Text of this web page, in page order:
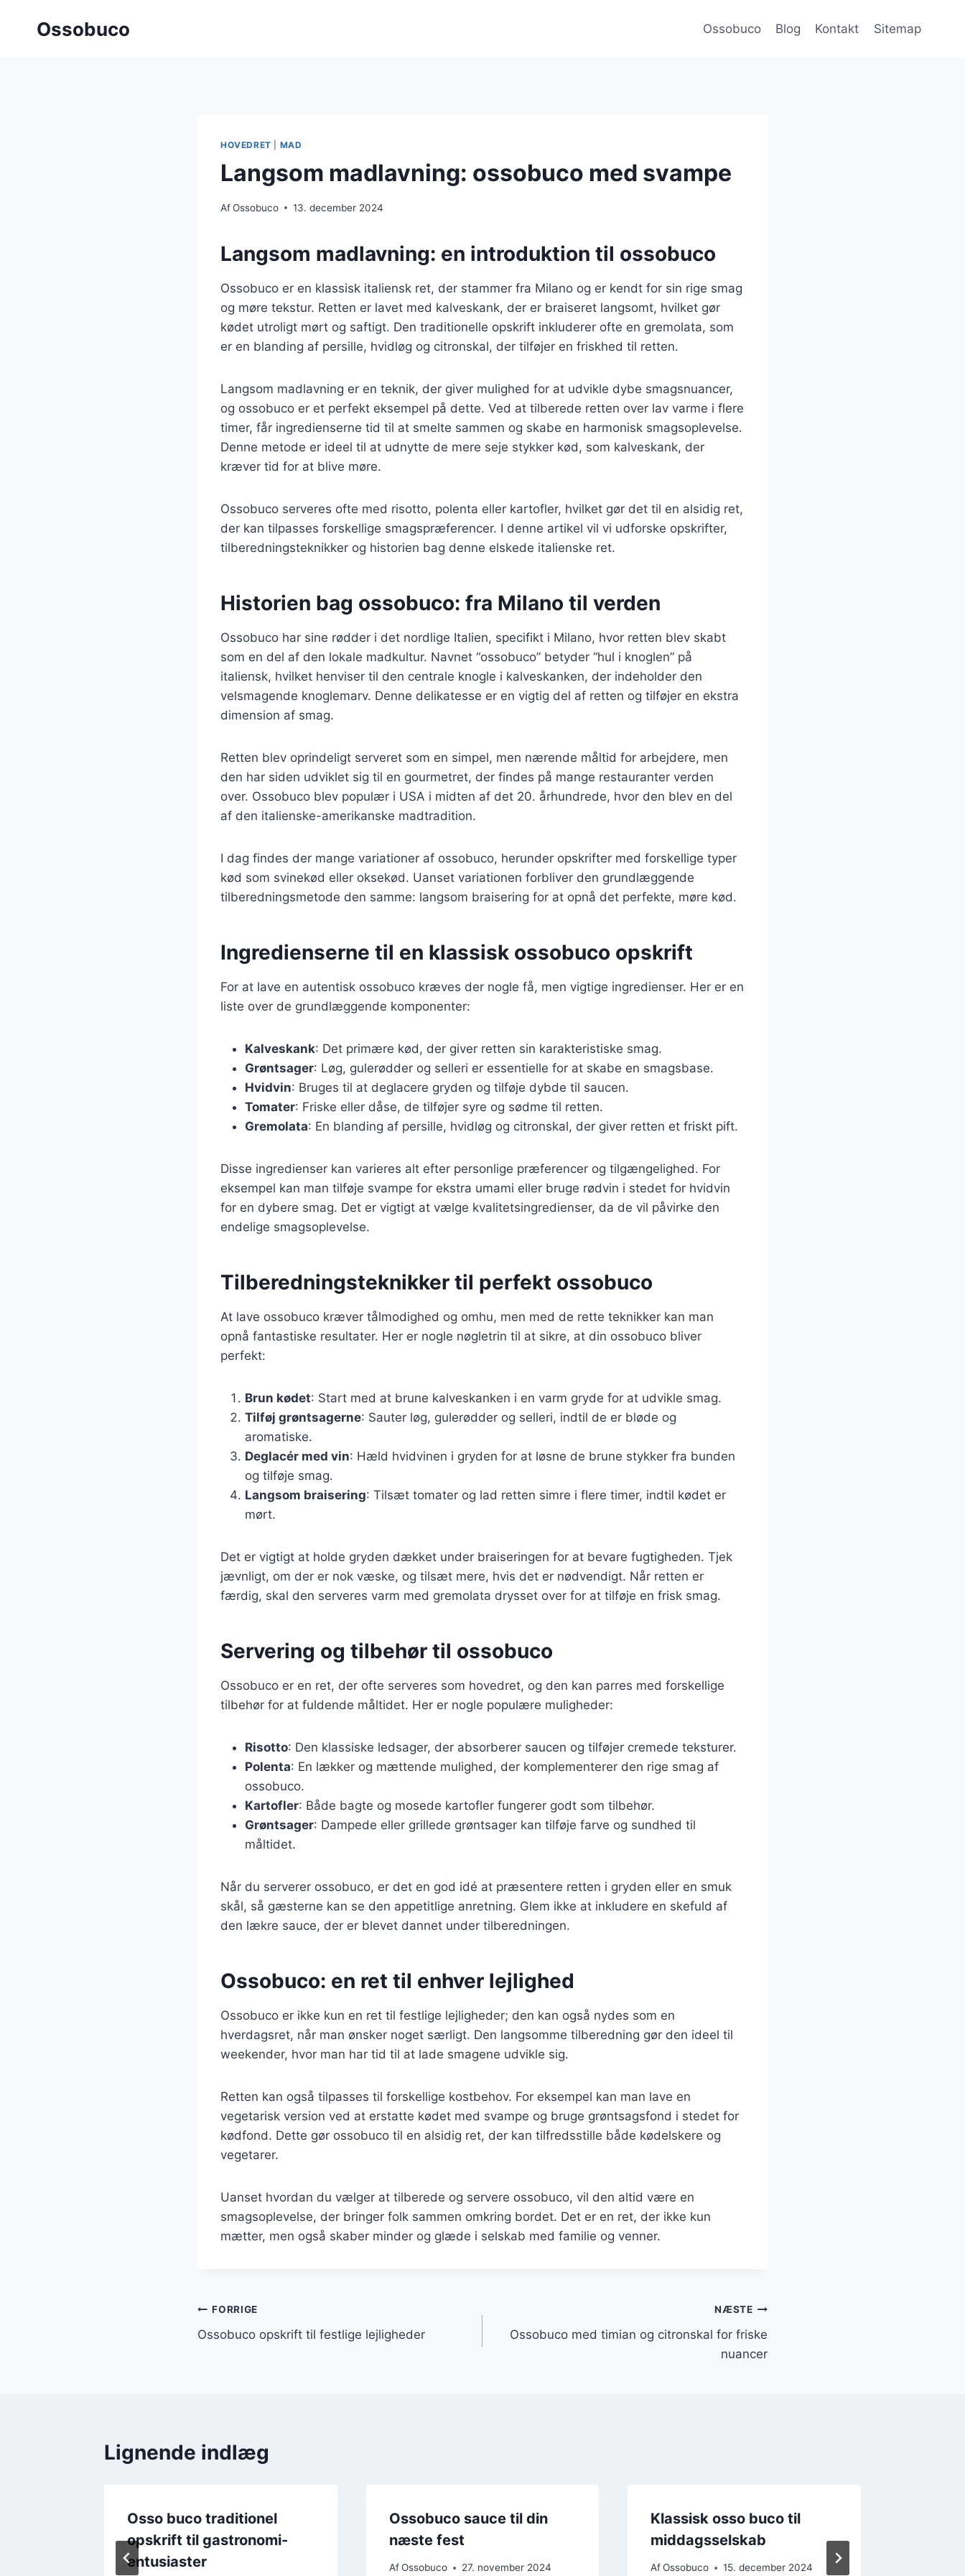
Ossobuco Ossobuco Blog Kontakt Sitemap
HOVEDRET MAD
Langsom madlavning: ossobuco med svampe
AfOssobuco 13. december 2024
Langsom madlavning: en introduktion til ossobuco
Ossobuco er en klassisk italiensk ret, der stammer fra Milano og er kendt for sin rige smag
og møre tekstur. Retten er lavet med kalveskank, der er braiseret langsomt, hvilket gør
kødet utroligt mørt og saftigt. Den traditionelle opskrift inkluderer ofte en gremolata, som
er en blanding af persille, hvidløg og citronskal, der tilføjer en friskhed til retten.
Langsom madlavning er en teknik, der giver mulighed for at udvikle dybe smagsnuancer,
og ossobuco er et perfekt eksempel på dette. Ved at tilberede retten over lav varme i flere
timer, får ingredienserne tid til at smelte sammen og skabe en harmonisk smagsoplevelse.
Denne metode er ideel til at udnytte de mere seje stykker kød, som kalveskank, der
kræver tid for at blive møre.
Ossobuco serveres ofte med risotto, polenta eller kartofler, hvilket gør det til en alsidig ret,
der kan tilpasses forskellige smagspræferencer. I denne artikel vil vi udforske opskrifter,
tilberedningsteknikker og historien bag denne elskede italienske ret.
Historien bag ossobuco: fra Milano til verden
Ossobuco har sine rødder i det nordlige Italien, specifikt i Milano, hvor retten blev skabt
som en del af den lokale madkultur. Navnet “ossobuco” betyder “hul i knoglen” på
italiensk, hvilket henviser til den centrale knogle i kalveskanken, der indeholder den
velsmagende knoglemarv. Denne delikatesse er en vigtig del af retten og tilføjer en ekstra
dimension af smag.
Retten blev oprindeligt serveret som en simpel, men nærende måltid for arbejdere, men
den har siden udviklet sig til en gourmetret, der findes på mange restauranter verden
over. Ossobuco blev populær i USA i midten af det 20. århundrede, hvor den blev en del
af den italienske-amerikanske madtradition.
I dag findes der mange variationer af ossobuco, herunder opskrifter med forskellige typer
kød som svinekød eller oksekød. Uanset variationen forbliver den grundlæggende
tilberedningsmetode den samme: langsom braisering for at opnå det perfekte, møre kød.
Ingredienserne til en klassisk ossobuco opskrift
For at lave en autentisk ossobuco kræves der nogle få, men vigtige ingredienser. Her er en
liste over de grundlæggende komponenter:
Kalveskank: Det primære kød, der giver retten sin karakteristiske smag.
Grøntsager: Løg, gulerødder og selleri er essentielle for at skabe en smagsbase.
Hvidvin: Bruges til at deglacere gryden og tilføje dybde til saucen.
Tomater: Friske eller dåse, de tilføjer syre og sødme til retten.
Gremolata: En blanding af persille, hvidløg og citronskal, der giver retten et friskt pift.
Disse ingredienser kan varieres alt efter personlige præferencer og tilgængelighed. For
eksempel kan man tilføje svampe for ekstra umami eller bruge rødvin i stedet for hvidvin
for en dybere smag. Det er vigtigt at vælge kvalitetsingredienser, da de vil påvirke den
endelige smagsoplevelse.
Tilberedningsteknikker til perfekt ossobuco
At lave ossobuco kræver tålmodighed og omhu, men med de rette teknikker kan man
opnå fantastiske resultater. Her er nogle nøgletrin til at sikre, at din ossobuco bliver
perfekt:
Brun kødet: Start med at brune kalveskanken i en varm gryde for at udvikle smag.
Tilføj grøntsagerne: Sauter løg, gulerødder og selleri, indtil de er bløde og
aromatiske.
Deglacér med vin: Hæld hvidvinen i gryden for at løsne de brune stykker fra bunden
og tilføje smag.
Langsom braisering: Tilsæt tomater og lad retten simre i flere timer, indtil kødet er
mørt.
Det er vigtigt at holde gryden dækket under braiseringen for at bevare fugtigheden. Tjek
jævnligt, om der er nok væske, og tilsæt mere, hvis det er nødvendigt. Når retten er
færdig, skal den serveres varm med gremolata drysset over for at tilføje en frisk smag.
Servering og tilbehør til ossobuco
Ossobuco er en ret, der ofte serveres som hovedret, og den kan parres med forskellige
tilbehør for at fuldende måltidet. Her er nogle populære muligheder:
Risotto: Den klassiske ledsager, der absorberer saucen og tilføjer cremede teksturer.
Polenta: En lækker og mættende mulighed, der komplementerer den rige smag af
ossobuco.
Kartofler: Både bagte og mosede kartofler fungerer godt som tilbehør.
Grøntsager: Dampede eller grillede grøntsager kan tilføje farve og sundhed til
måltidet.
Når du serverer ossobuco, er det en god idé at præsentere retten i gryden eller en smuk
skål, så gæsterne kan se den appetitlige anretning. Glem ikke at inkludere en skefuld af
den lækre sauce, der er blevet dannet under tilberedningen.
Ossobuco: en ret til enhver lejlighed
Ossobuco er ikke kun en ret til festlige lejligheder; den kan også nydes som en
hverdagsret, når man ønsker noget særligt. Den langsomme tilberedning gør den ideel til
weekender, hvor man har tid til at lade smagene udvikle sig.
Retten kan også tilpasses til forskellige kostbehov. For eksempel kan man lave en
vegetarisk version ved at erstatte kødet med svampe og bruge grøntsagsfond i stedet for
kødfond. Dette gør ossobuco til en alsidig ret, der kan tilfredsstille både kødelskere og
vegetarer.
Uanset hvordan du vælger at tilberede og servere ossobuco, vil den altid være en
smagsoplevelse, der bringer folk sammen omkring bordet. Det er en ret, der ikke kun
mætter, men også skaber minder og glæde i selskab med familie og venner.
Indlægsnavigation
FORRIGE
Ossobuco opskrift til festlige lejligheder
NÆSTE
Ossobuco med timian og citronskal for friske
nuancer
Lignende indlæg
Osso buco traditionel
opskrift til gastronomi-
entusiaster
Ossobuco sauce til din
næste fest
Af Ossobuco 27. november 2024
Klassisk osso buco til
middagsselskab
Af Ossobuco 15. december 2024